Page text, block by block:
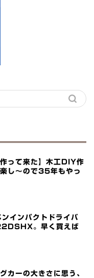
作って来た】木工DIY作
し～ので35年もやっ
インパクトドライバ
。早く買えば
カーの大きさに思う、